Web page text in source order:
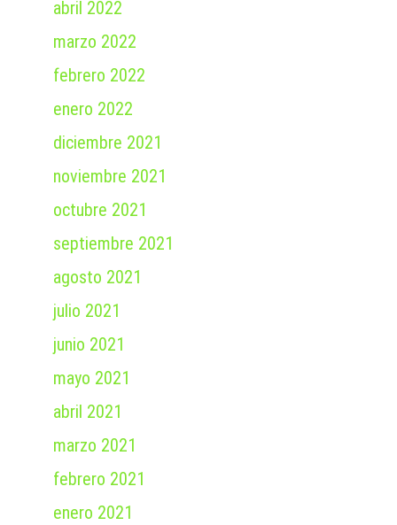
abril 2022
marzo 2022
febrero 2022
enero 2022
diciembre 2021
noviembre 2021
octubre 2021
septiembre 2021
agosto 2021
julio 2021
junio 2021
mayo 2021
abril 2021
marzo 2021
febrero 2021
enero 2021